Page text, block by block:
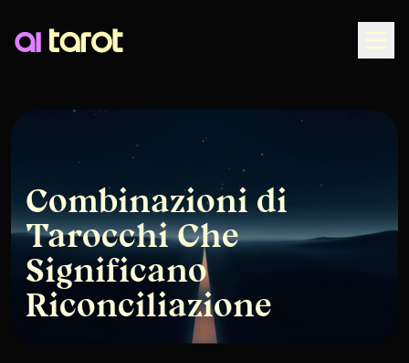
Combinazioni di
Tarocchi Che
Significano
Riconciliazione